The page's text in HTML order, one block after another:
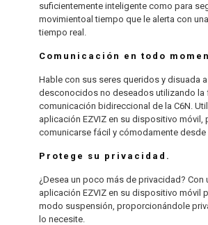
suficientemente inteligente como para
movimientoal tiempo que le alerta con
tiempo real.
Comunicación en todo
Hable con sus seres queridos y disuada
desconocidos no deseados utilizando la
comunicación bidireccional de la C6N.
aplicación EZVIZ en su dispositivo móvil,
comunicarse fácil y cómodamente desde
Protege su privacidad.
¿Desea un poco más de privacidad? Con
aplicación EZVIZ en su dispositivo móvil
modo suspensión, proporcionándole
lo necesite.